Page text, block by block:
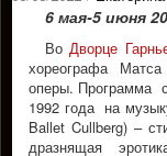
6 мая-5 июня
ВоДворце
хореографа Матса
оперы. Программа
1992 года на
Ballet Cullberg) –
дразнящая